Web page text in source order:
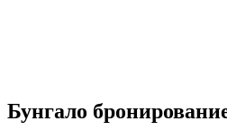
Бунгало